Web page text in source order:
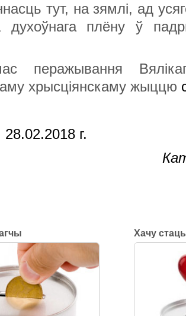
тут, на зямлі, ад
духоўнага плёну ў
перажывання
хрысціянскаму жыццю
28.02.2018 г.
Хачу